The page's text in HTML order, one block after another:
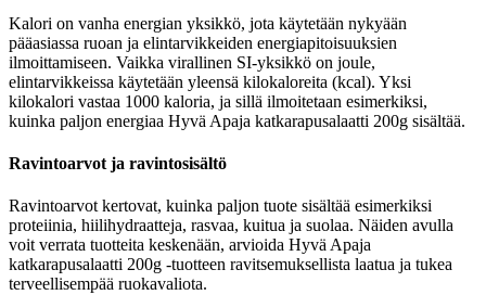
Kalori on vanha energian yksikkö, jota käytetään nykyään
pääasiassa ruoan ja elintarvikkeiden energiapitoisuuksien
ilmoittamiseen. Vaikka virallinen SI-yksikkö on joule,
elintarvikkeissa käytetään yleensä kilokaloreita (kcal). Yksi
kilokalori vastaa 1000 kaloria, ja sillä ilmoitetaan esimerkiksi,
kuinka paljon energiaa Hyvä Apaja katkarapusalaatti 200g sisältää.
Ravintoarvot ja ravintosisältö
Ravintoarvot kertovat, kuinka paljon tuote sisältää esimerkiksi
proteiinia, hiilihydraatteja, rasvaa, kuitua ja suolaa. Näiden avulla
voit verrata tuotteita keskenään, arvioida Hyvä Apaja
katkarapusalaatti 200g -tuotteen ravitsemuksellista laatua ja tukea
terveellisempää ruokavaliota.